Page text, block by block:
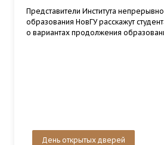
Представители Института
образования НовГУ расскажут
о вариантах продолжения
День открытых дверей